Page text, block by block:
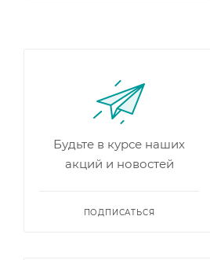
Будьте в курсе наших
акций и новостей
ПОДПИСАТЬСЯ